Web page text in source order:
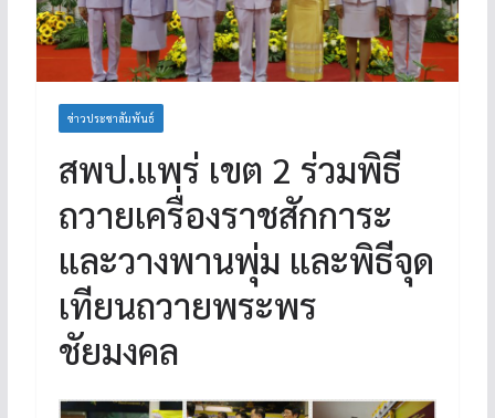
ข่าวประชาสัมพันธ์
สพป.แพร่ เขต 2 ร่วมพิธี
ถวายเครื่องราชสักการะ
และวางพานพุ่ม และพิธีจุด
เทียนถวายพระพร
ชัยมงคล